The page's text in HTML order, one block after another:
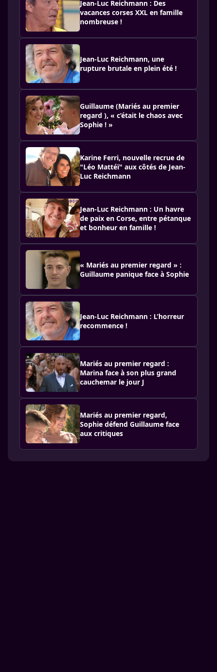
Jean-Luc Reichmann : Des
vacances corses XXL en famille
nombreuse !
Jean-Luc Reichmann, une
rupture brutale en plein été !
Guillaume (Mariés au premier
regard ), « c’était le chaos avec
Sophie ! »
Karine Ferri, nouvelle recrue de
"Léo Mattéï" aux côtés de Jean-
Luc Reichmann
Jean-Luc Reichmann : Un havre
de paix en Corse, entre pétanque
et bonheur en famille !
« Mariés au premier regard » :
Guillaume panique face à Sophie
Jean-Luc Reichmann : L’horreur
recommence !
Mariés au premier regard :
Marina face à son plus grand
cauchemar le jour J
Mariés au premier regard,
Sophie défend Guillaume face
aux critiques